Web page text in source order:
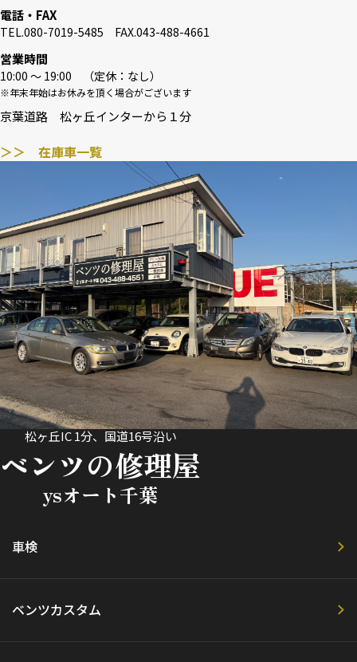
電話・FAX
TEL.080-7019-5485 FAX.043-488-4661
営業時間
10:00 〜 19:00 （定休：なし）
※年末年始はお休みを頂く場合がございます
京葉道路 松ヶ丘インターから１分
＞＞ 在庫車一覧
松ヶ丘IC 1分、国道16号沿い
ベンツの修理屋
ysオート千葉
車検
ベンツカスタム